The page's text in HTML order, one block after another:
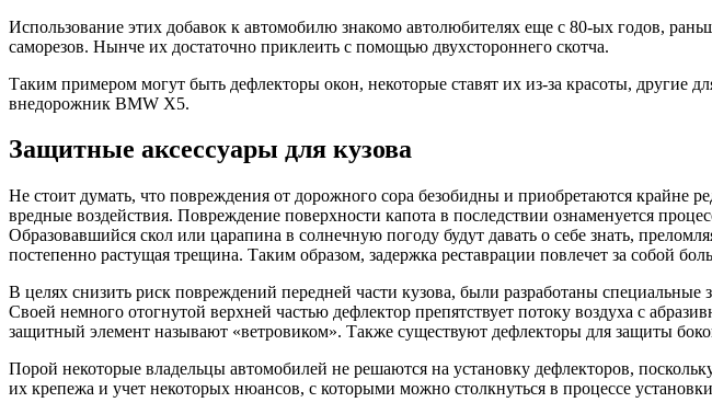
Использование этих добавок к автомобилю знакомо автолюбителях еще с 80-ых годов,
саморезов. Нынче их достаточно приклеить с помощью двухстороннего скотча.
Таким примером могут быть дефлекторы окон, некоторые ставят их из-за красоты, другие
внедорожник BMW X5.
Защитные аксессуары для кузова
Не стоит думать, что повреждения от дорожного сора безобидны и приобретаются крайне
вредные воздействия. Повреждение поверхности капота в последствии ознаменуется
Образовавшийся скол или царапина в солнечную погоду будут давать о себе знать,
постепенно растущая трещина. Таким образом, задержка реставрации повлечет за собой
В целях снизить риск повреждений передней части кузова, были разработаны
Своей немного отогнутой верхней частью дефлектор препятствует потоку воздуха с
защитный элемент называют «ветровиком». Также существуют дефлекторы для защиты
Порой некоторые владельцы автомобилей не решаются на установку дефлекторов,
их крепежа и учет некоторых нюансов, с которыми можно столкнуться в процессе